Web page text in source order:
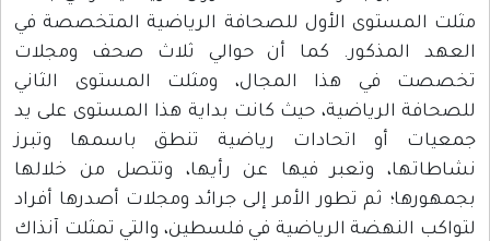
مثلت المستوى الأول للصحافة الرياضية المتخصصة في
العهد المذكور. كما أن حوالي ثلاث صحف ومجلات
تخصصت في هذا المجال، ومثلت المستوى الثاني
للصحافة الرياضية، حيث كانت بداية هذا المستوى على يد
جمعيات أو اتحادات رياضية تنطق باسمها وتبرز
نشاطاتها، وتعبر فيها عن رأيها، وتتصل من خلالها
بجمهورها؛ ثم تطور الأمر إلى جرائد ومجلات أصدرها أفراد
لتواكب النهضة الرياضية في فلسطين، والتي تمثلت آنذاك